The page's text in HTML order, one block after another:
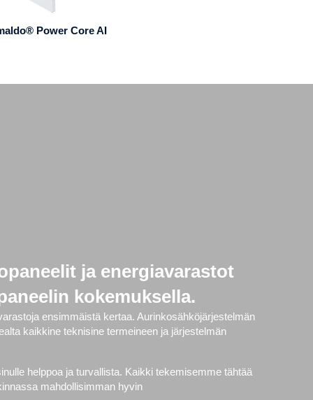
Power Core AI
ja energiavarastot
kokemuksella.
ensimmäistä kertaa. Aurinkosähköjärjestelmän
kaikkine teknisine termeineen ja järjestelmän
helppoa ja turvallista. Kaikki tekemisemme tähtää
mahdollisimman hyvin